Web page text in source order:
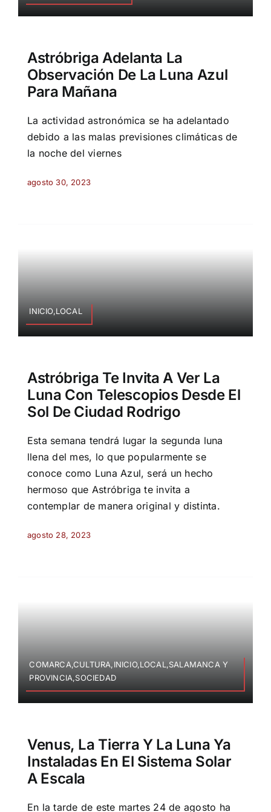
Astróbriga Adelanta La
Observación De La Luna Azul
Para Mañana
La actividad astronómica se ha adelantado
debido a las malas previsiones climáticas de
la noche del viernes
agosto 30, 2023
INICIO,LOCAL
Astróbriga Te Invita A Ver La
Luna Con Telescopios Desde El
Sol De Ciudad Rodrigo
Esta semana tendrá lugar la segunda luna
llena del mes, lo que popularmente se
conoce como Luna Azul, será un hecho
hermoso que Astróbriga te invita a
contemplar de manera original y distinta.
agosto 28, 2023
COMARCA,CULTURA,INICIO,LOCAL,SALAMANCA Y
PROVINCIA,SOCIEDAD
Venus, La Tierra Y La Luna Ya
Instaladas En El Sistema Solar
A Escala
En la tarde de este martes 24 de agosto ha